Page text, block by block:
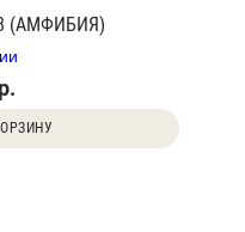
(АМФИБИЯ)